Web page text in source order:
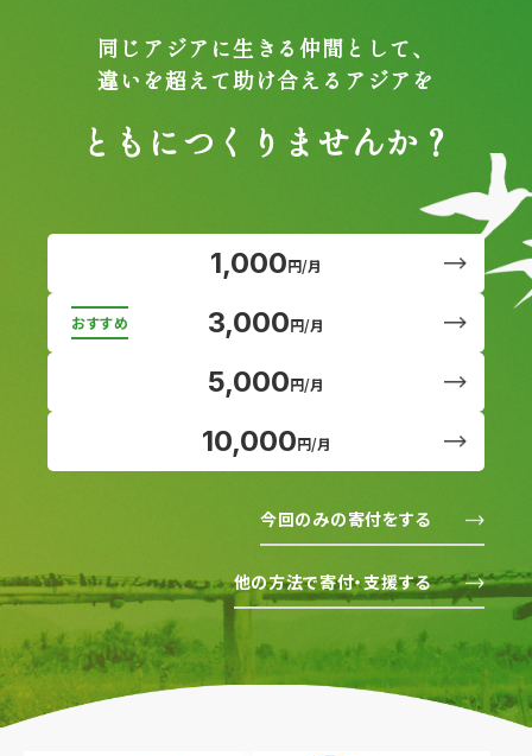
同じアジアに生きる仲間として、
違いを超えて助け合えるアジアを
ともにつくりませんか？
1,000円/月
3,000円/月
5,000円/月
10,000円/月
今回のみの寄付をする
他の方法で寄付・支援する